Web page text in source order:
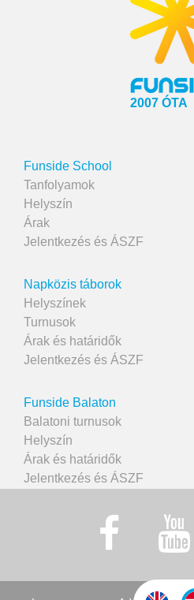
2007 ÓTA
Funside School
Tanfolyamok
Helyszín
Árak
Jelentkezés és ÁSZF
Napközis táborok
Helyszínek
Turnusok
Árak és határidők
Jelentkezés és ÁSZF
Funside Balaton
Balatoni turnusok
Helyszín
Árak és határidők
Jelentkezés és ÁSZF